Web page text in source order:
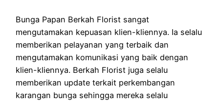
Bunga Papan Berkah Florist sangat
mengutamakan kepuasan klien-kliennya. Ia selalu
memberikan pelayanan yang terbaik dan
mengutamakan komunikasi yang baik dengan
klien-kliennya. Berkah Florist juga selalu
memberikan update terkait perkembangan
karangan bunga sehingga mereka selalu